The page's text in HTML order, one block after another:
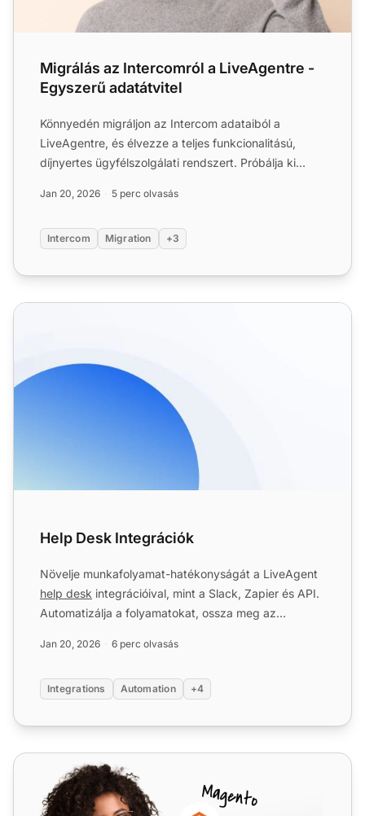
Migrálás az Intercomról a LiveAgentre -
Egyszerű adatátvitel
Könnyedén migráljon az Intercom adataiból a
LiveAgentre, és élvezze a teljes funkcionalitású,
díjnyertes ügyfélszolgálati rendszert. Próbálja ki
Jan 20, 2026 5 perc olvasás
Intercom Migration +3
Help Desk Integrációk
Help Desk Integrációk
Növelje munkafolyamat-hatékonyságát a LiveAgent
help desk integrációival, mint a Slack, Zapier és API.
Automatizálja a folyamatokat, ossza meg az
Jan 20, 2026 6 perc olvasás
Integrations Automation +4
Integrately